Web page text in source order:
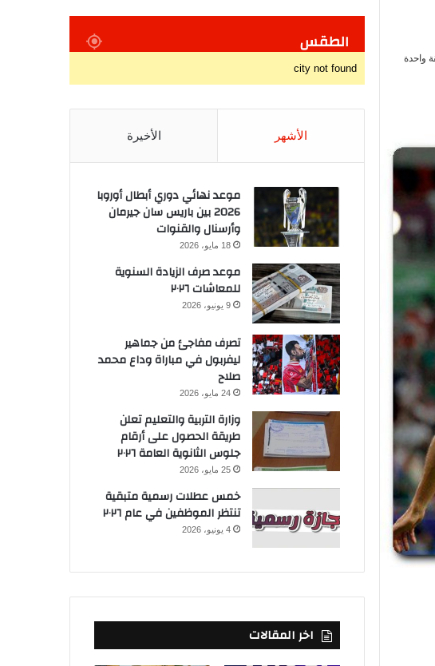
واحدة
الطقس
city not found
الأشهر الأخيرة
موعد نهائي دوري أبطال أوروبا
2026 بين باريس سان جيرمان
وأرسنال والقنوات
18 مايو، 2026
موعد صرف الزيادة السنوية
للمعاشات ٢٠٢٦
9 يونيو، 2026
تصرف مفاجئ من جماهير
ليفربول في مباراة وداع محمد
صلاح
24 مايو، 2026
وزارة التربية والتعليم تعلن
طريقة الحصول على أرقام
جلوس الثانوية العامة ٢٠٢٦
25 مايو، 2026
خمس عطلات رسمية متبقية
تنتظر الموظفين في عام ٢٠٢٦
4 يونيو، 2026
اخر المقالات